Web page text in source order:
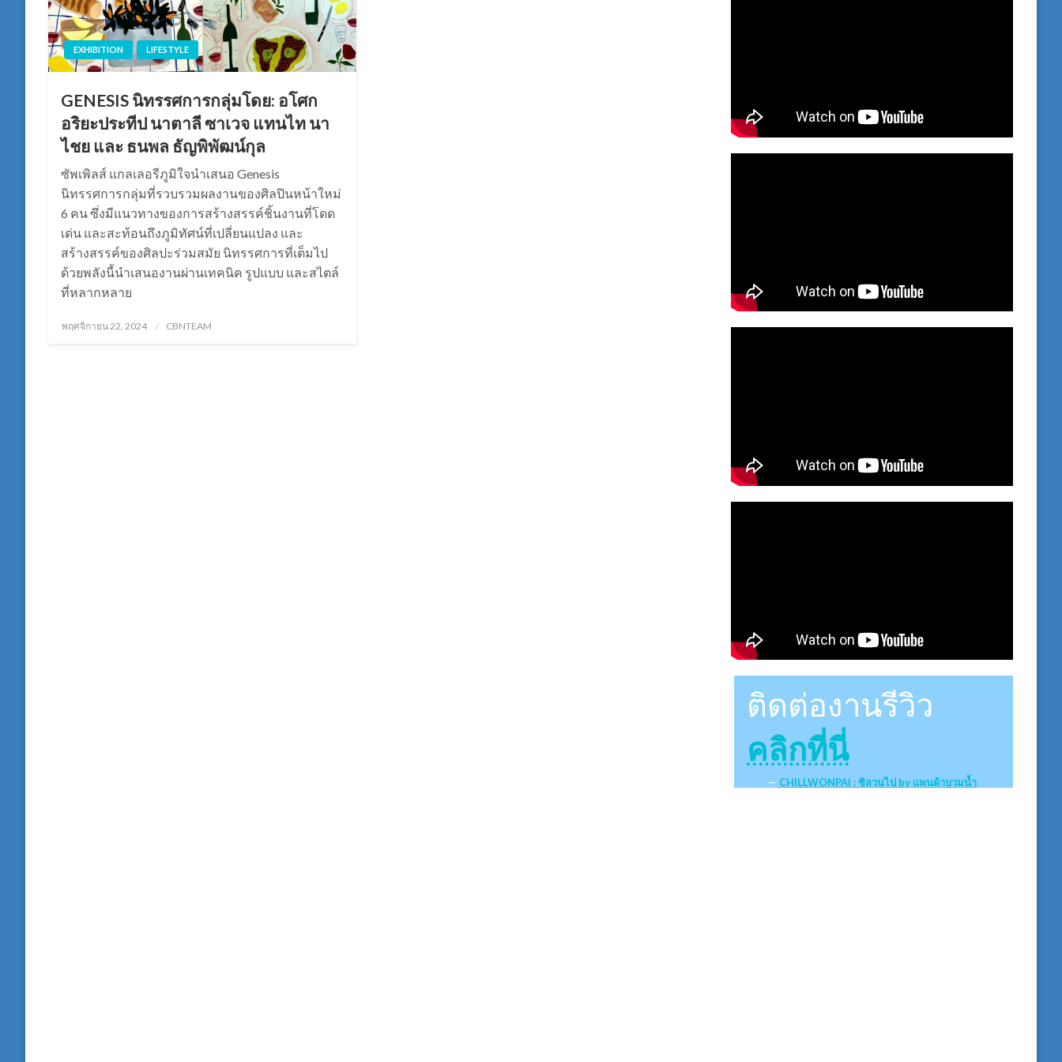
EXHIBITION LIFESTYLE
GENESIS นิทรรศการกลุ่มโดย: อโศก
อริยะประทีป นาตาลี ซาเวจ แทนไท นา
ไชย และ ธนพล ธัญพิพัฒน์กุล
ซัพเพิลส์ แกลเลอรีภูมิใจนำเสนอ Genesis
นิทรรศการกลุ่มที่รวบรวมผลงานของศิลปินหน้าใหม่
6 คน ซึ่งมีแนวทางของการสร้างสรรค์ชิ้นงานที่โดด
เด่น และสะท้อนถึงภูมิทัศน์ที่เปลี่ยนแปลง และ
สร้างสรรค์ของศิลปะร่วมสมัย นิทรรศการที่เต็มไป
ด้วยพลังนี้นำเสนองานผ่านเทคนิค รูปแบบ และสไตล์
ที่หลากหลาย
Posted
พฤศจิกายน 22, 2024 CBNTEAM
ติดต่องานรีวิว
คลิกที่นี่
CHILLWONPAI : ชิลวนไป by แพนด้าบวมน้ำ